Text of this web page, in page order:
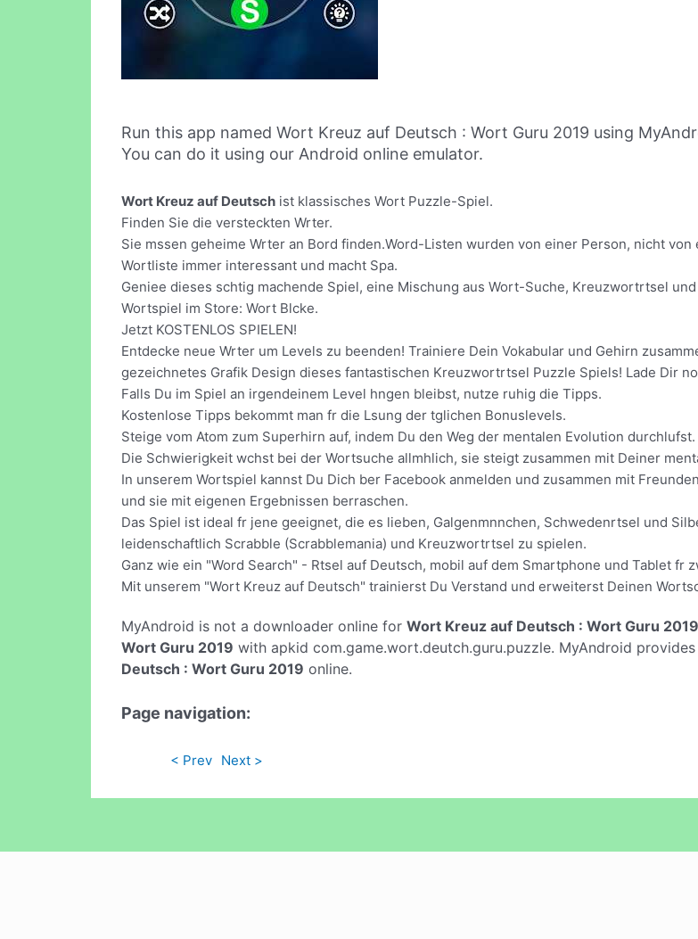
Run this app named Wort Kreuz auf Deutsch : Wort Guru 2019 using
You can do it using our Android online emulator.
Wort Kreuz auf Deutsch ist klassisches Wort Puzzle-Spiel.
Finden Sie die versteckten Wrter.
Sie mssen geheime Wrter an Bord finden.Word-Listen wurden von einer Person, nicht
Wortliste immer interessant und macht Spa.
Geniee dieses schtig machende Spiel, eine Mischung aus Wort-Suche, Kreuzwortrtsel
Wortspiel im Store: Wort Blcke.
Jetzt KOSTENLOS SPIELEN!
Entdecke neue Wrter um Levels zu beenden! Trainiere Dein Vokabular und Gehirn
gezeichnetes Grafik Design dieses fantastischen Kreuzwortrtsel Puzzle Spiels! Lade Dir
Falls Du im Spiel an irgendeinem Level hngen bleibst, nutze ruhig die Tipps.
Kostenlose Tipps bekommt man fr die Lsung der tglichen Bonuslevels.
Steige vom Atom zum Superhirn auf, indem Du den Weg der mentalen Evolution durchlufst.
Die Schwierigkeit wchst bei der Wortsuche allmhlich, sie steigt zusammen mit Deiner
In unserem Wortspiel kannst Du Dich ber Facebook anmelden und zusammen mit
und sie mit eigenen Ergebnissen berraschen.
Das Spiel ist ideal fr jene geeignet, die es lieben, Galgenmnnchen, Schwedenrtsel und
leidenschaftlich Scrabble (Scrabblemania) und Kreuzwortrtsel zu spielen.
Ganz wie ein "Word Search" - Rtsel auf Deutsch, mobil auf dem Smartphone und Tablet fr
Mit unserem "Wort Kreuz auf Deutsch" trainierst Du Verstand und erweiterst Deinen
MyAndroid is not a downloader online for Wort Kreuz auf Deutsch : Wort Guru 2019
Wort Guru 2019 with apkid com.game.wort.deutch.guru.puzzle. MyAndroid
Deutsch : Wort Guru 2019 online.
Page navigation:
< Prev Next >